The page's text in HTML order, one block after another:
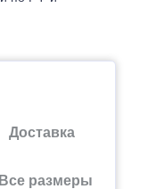
Доставка
Все размеры